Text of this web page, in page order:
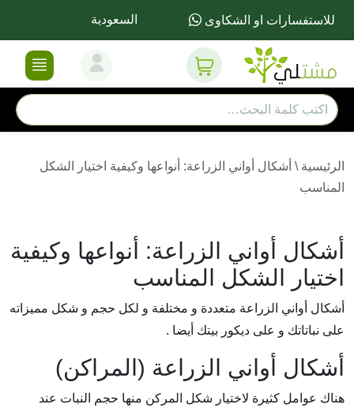
للاستفسارات او الشكاوى السعودية
الرئيسية \ أشكال أواني الزراعة: أنواعها وكيفية اختيار الشكل
المناسب
أشكال أواني الزراعة: أنواعها وكيفية
اختيار الشكل المناسب
أشكال أواني الزراعة متعددة و مختلفة و لكل حجم و شكل مميزاته
على نباتاتك و على ديكور بيتك أيضا .
أشكال أواني الزراعة (المراكن)
هناك عوامل كثيرة لاختيار شكل المركن منها حجم النبات عند